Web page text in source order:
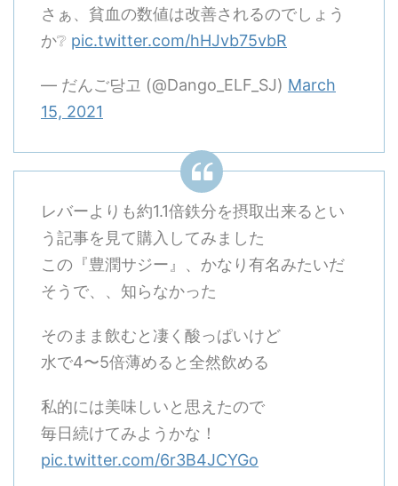
さぁ、貧血の数値は改善されるのでしょう
か❔ pic.twitter.com/hHJvb75vbR
— だんご당고 (@Dango_ELF_SJ) March
15, 2021
レバーよりも約1.1倍鉄分を摂取出来るとい
う記事を見て購入してみました
この『豊潤サジー』、かなり有名みたいだ
そうで、、知らなかった
そのまま飲むと凄く酸っぱいけど
水で4〜5倍薄めると全然飲める
私的には美味しいと思えたので
毎日続けてみようかな！
pic.twitter.com/6r3B4JCYGo